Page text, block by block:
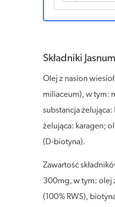
Składniki
Olej z nasion
miliaceum), w tym:
substancja
żelująca: karagen;
(D-biotyna).
Zawartość
300mg, w tym: olej
(100% RWS),